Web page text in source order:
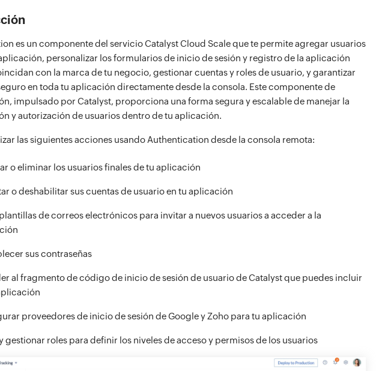
es un componente del servicio Catalyst Cloud Scale que te permite agregar usuarios
personalizar los formularios de inicio de sesión y registro de la aplicación
con la marca de tu negocio, gestionar cuentas y roles de usuario, y garantizar
en toda tu aplicación directamente desde la consola. Este componente de
impulsado por Catalyst, proporciona una forma segura y escalable de manejar la
y autorización de usuarios dentro de tu aplicación.
las siguientes acciones usando Authentication desde la consola remota:
o eliminar los usuarios finales de tu aplicación
o deshabilitar sus cuentas de usuario en tu aplicación
de correos electrónicos para invitar a nuevos usuarios a acceder a la
sus contraseñas
al fragmento de código de inicio de sesión de usuario de Catalyst que puedes incluir
proveedores de inicio de sesión de Google y Zoho para tu aplicación
gestionar roles para definir los niveles de acceso y permisos de los usuarios